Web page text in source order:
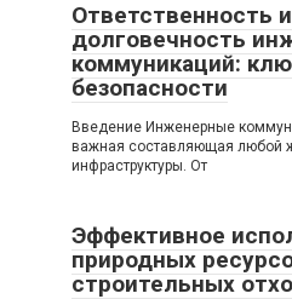
Ответственность и
долговечность
коммуникаций:
безопасности
Введение Инженерные
важная составляющая любой
инфраструктуры. От
Эффективное
природных
строительных